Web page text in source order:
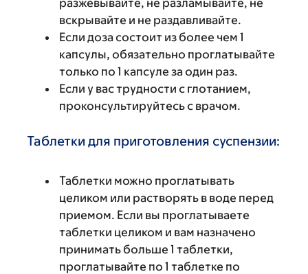
вскрывайте и не раздавливайте.
Если доза состоит из более чем 1
капсулы, обязательно проглатывайте
только по 1 капсуле за один раз.
Если у вас трудности с глотанием,
проконсультируйтесь с врачом.
Таблетки для приготовления суспензии:
Таблетки можно проглатывать
целиком или растворять в воде перед
приемом. Если вы проглатываете
таблетки целиком и вам назначено
принимать больше 1 таблетки,
проглатывайте по 1 таблетке по